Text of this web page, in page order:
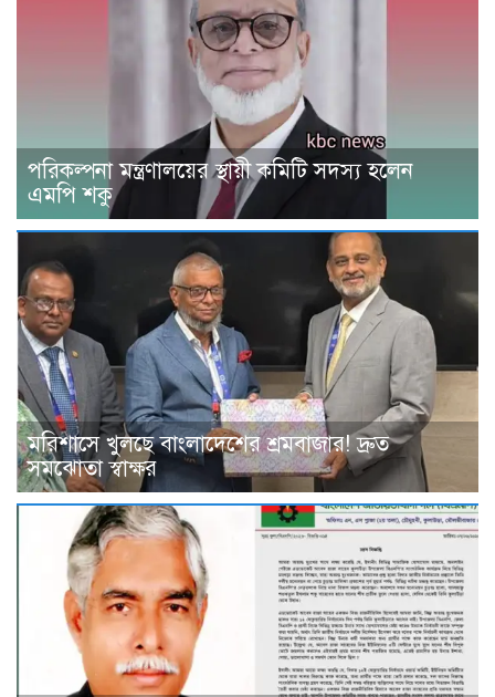
পরিকল্পনা মন্ত্রণালয়ের স্থায়ী কমিটি সদস্য হলেন
এমপি শকু
মরিশাসে খুলছে বাংলাদেশের শ্রমবাজার! দ্রুত
সমঝোতা স্বাক্ষর